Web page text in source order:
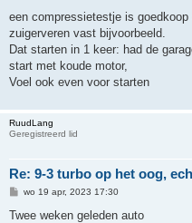
r
c
h
een compressietestje is
zuigerveren vast bijvoorbeeld.
Dat starten in 1 keer: had de
start met koude motor,
Voel ook even voor starten
RuudLang
Geregistreerd lid
Re: 9-3 turbo op het oog,
B
r
wo 19 apr, 2023 17:30
Twee weken geleden auto